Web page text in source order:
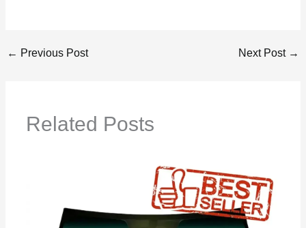
← Previous Post Next Post →
Related Posts